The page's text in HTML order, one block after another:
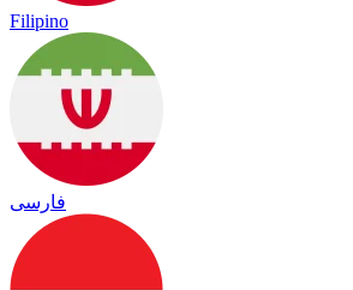
Filipino
فارسی